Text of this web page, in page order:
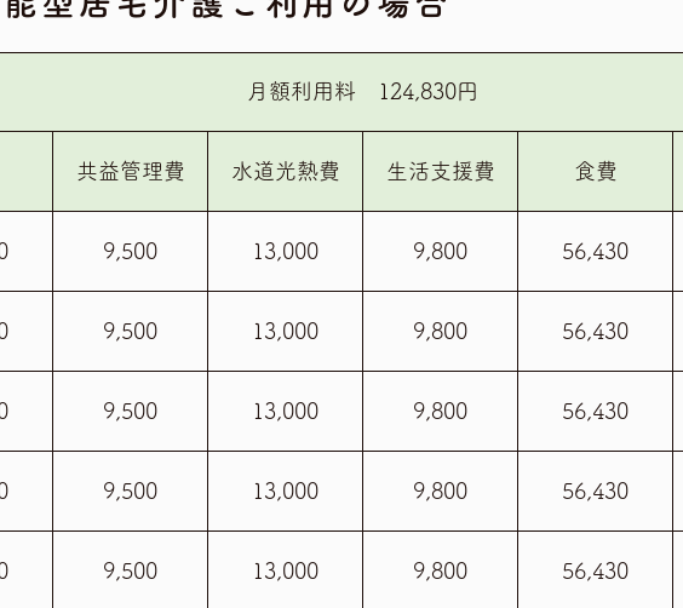
月額利用料 124,830円
共益管理費 水道光熱費 生活支援費 食費
9,500 13,000 9,800 56,430
9,500 13,000 9,800 56,430
9,500 13,000 9,800 56,430
9,500 13,000 9,800 56,430
9,500 13,000 9,800 56,430